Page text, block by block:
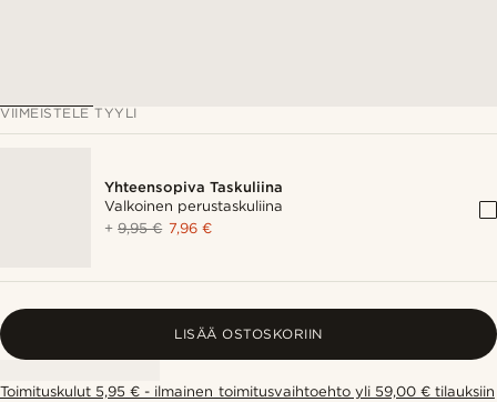
VIIMEISTELE TYYLI
Yhteensopiva Taskuliina
Valkoinen perustaskuliina
+9,95 € 7,96 €
LISÄÄ OSTOSKORIIN
Toimituskulut 5,95 € - ilmainen toimitusvaihtoehto yli 59,00 € tilauksiin